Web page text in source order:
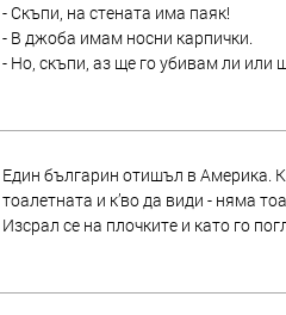
- Скъпи, на стената има паяк!
- В джоба имам носни карпички.
- Но, скъпи, аз ще го убивам ли или
Един българин отишъл в Америка.
тоалетната и к’во да види - няма
Изсрал се на плочките и като го